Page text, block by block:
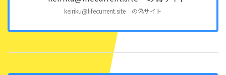
keiriku@lifecurrent.site の偽サイト